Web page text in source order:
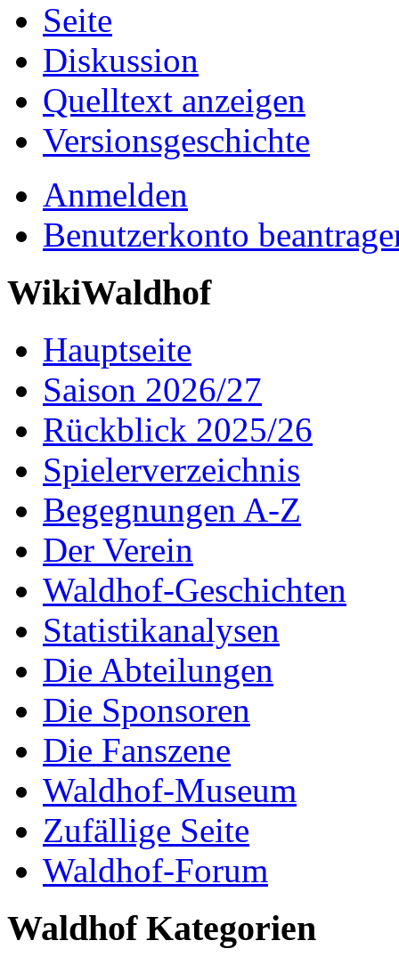
Seite
Diskussion
Quelltext anzeigen
Versionsgeschichte
Anmelden
Benutzerkonto
WikiWaldhof
Hauptseite
Saison 2026/27
Rückblick 2025/26
Spielerverzeichnis
Begegnungen A-Z
Der Verein
Waldhof-Geschichten
Statistikanalysen
Die Abteilungen
Die Sponsoren
Die Fanszene
Waldhof-Museum
Zufällige Seite
Waldhof-Forum
Waldhof Kategorien